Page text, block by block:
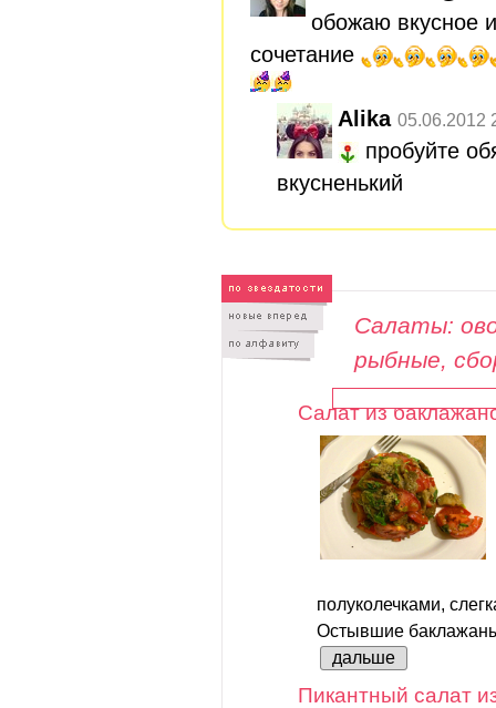
обожаю вкусное
сочетание
Alika 05.06.2012
пробуйте
вкусненький
Салаты:
рыбные,
Салат из
полуколечками,
Остывшие
дальше
Пикантный салат